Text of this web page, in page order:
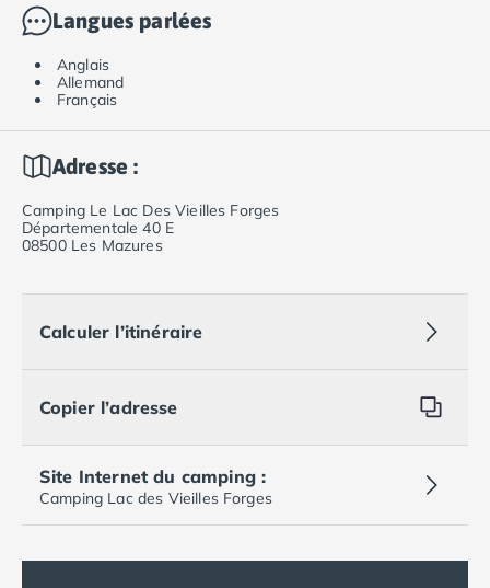
Langues parlées
Anglais
Allemand
Français
Adresse :
Camping Le Lac Des Vieilles Forges
Départementale 40 E
08500 Les Mazures
Calculer l’itinéraire
Copier l’adresse
Site Internet du camping :
Camping Lac des Vieilles Forges